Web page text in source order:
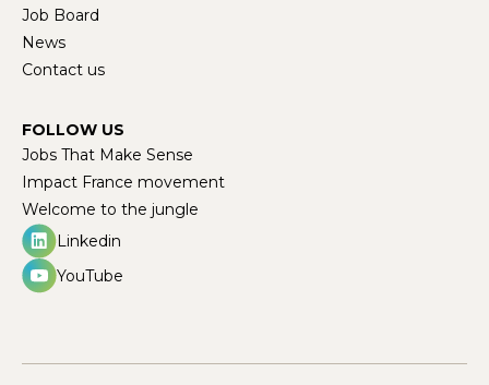
Job Board
News
Contact us
FOLLOW US
Jobs That Make Sense
Impact France movement
Welcome to the jungle
Linkedin
YouTube